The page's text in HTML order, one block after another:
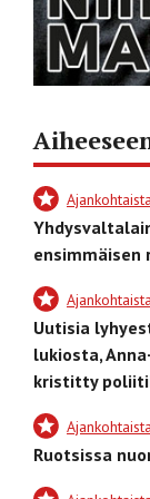
Ajankohtaista
ensimmäisen
Ajankohtaista
Uutisia
lukiosta,
kristitty
Ajankohtaista
Ruotsissa